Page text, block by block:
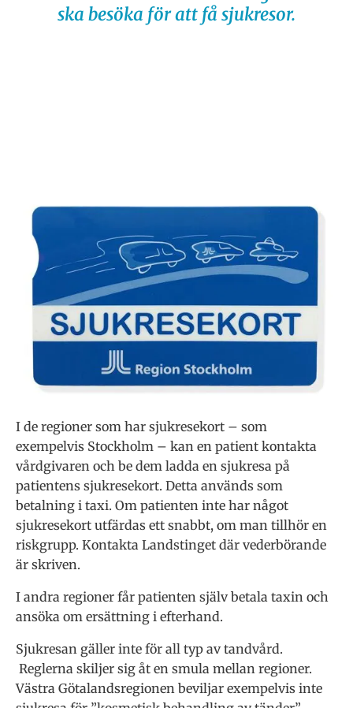
ska besöka för att få sjukresor.
I de regioner som har sjukresekort – som
exempelvis Stockholm – kan en patient kontakta
vårdgivaren och be dem ladda en sjukresa på
patientens sjukresekort. Detta används som
betalning i taxi. Om patienten inte har något
sjukresekort utfärdas ett snabbt, om man tillhör en
riskgrupp. Kontakta Landstinget där vederbörande
är skriven.
I andra regioner får patienten själv betala taxin och
ansöka om ersättning i efterhand.
Sjukresan gäller inte för all typ av tandvård.
Reglerna skiljer sig åt en smula mellan regioner.
Västra Götalandsregionen beviljar exempelvis inte